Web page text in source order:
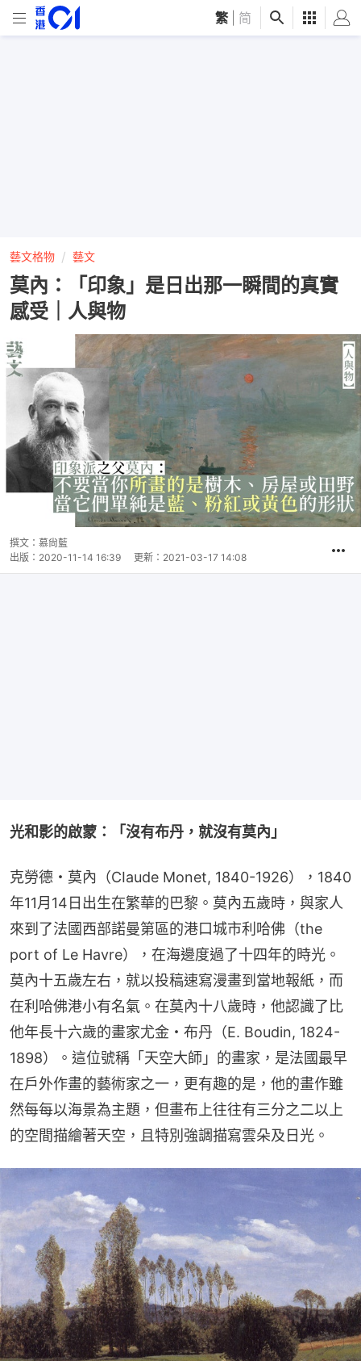
繁 简
藝文格物 藝文
莫內：「印象」是日出那一瞬間的真實
感受｜人與物
撰文： 慕尙藍
出版： 2020-11-14 16:39 更新： 2021-03-17 14:08
光和影的啟蒙：「沒有布丹，就沒有莫內」
克勞德・莫內（CIaude Monet, 1840-1926），1840
年11月14日出生在繁華的巴黎。莫內五歲時，與家人
來到了法國西部諾曼第區的港口城市利哈佛（the
port of Le Havre），在海邊度過了十四年的時光。
莫內十五歲左右，就以投稿速寫漫畫到當地報紙，而
在利哈佛港小有名氣。在莫內十八歲時，他認識了比
他年長十六歲的畫家尤金・布丹（E. Boudin, 1824-
1898）。這位號稱「天空大師」的畫家，是法國最早
在戶外作畫的藝術家之一，更有趣的是，他的畫作雖
然每每以海景為主題，但畫布上往往有三分之二以上
的空間描繪著天空，且特別強調描寫雲朵及日光。